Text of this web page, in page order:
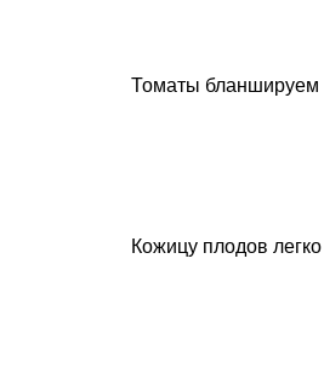
Томаты бланшируем
Кожицу плодов